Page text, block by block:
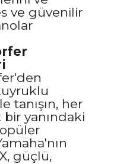
ve güvenilir
tanışın, her
yanındaki
güçlü,